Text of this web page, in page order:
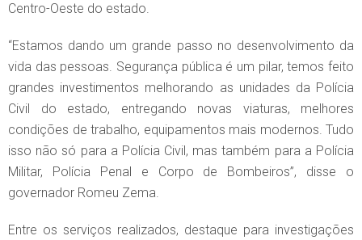
Centro-Oeste do estado.
“Estamos dando um grande passo no desenvolvimento da
vida das pessoas. Segurança pública é um pilar, temos feito
grandes investimentos melhorando as unidades da Polícia
Civil do estado, entregando novas viaturas, melhores
condições de trabalho, equipamentos mais modernos. Tudo
isso não só para a Polícia Civil, mas também para a Polícia
Militar, Polícia Penal e Corpo de Bombeiros”, disse o
governador Romeu Zema.
Entre os serviços realizados, destaque para investigações